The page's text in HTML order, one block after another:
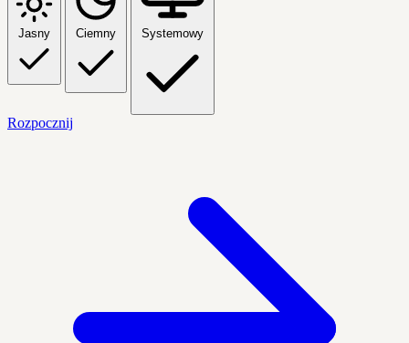
Jasny Ciemny Systemowy
Rozpocznij